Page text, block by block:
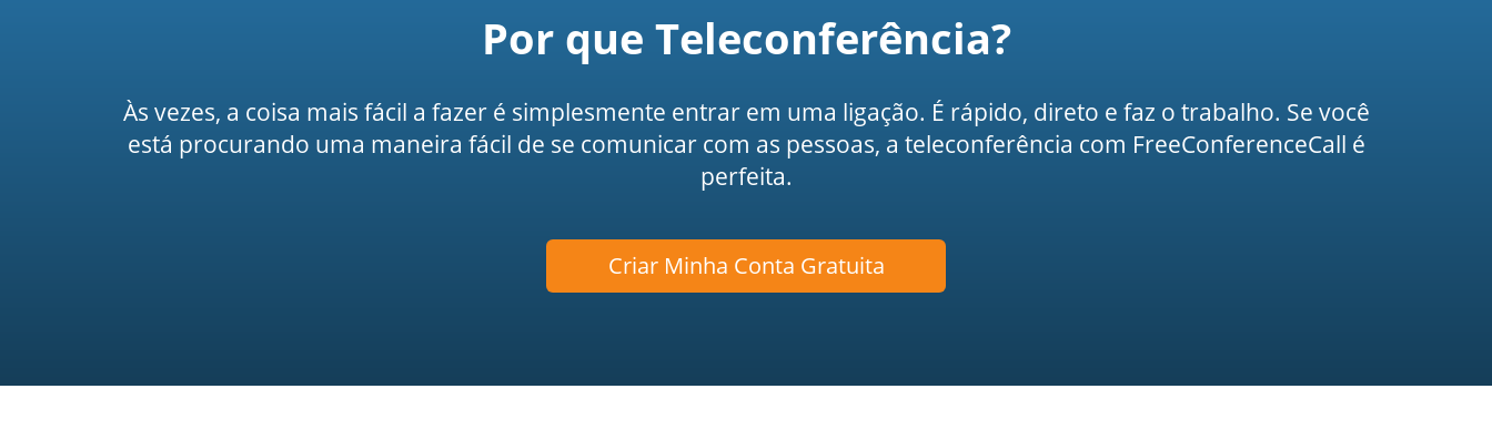
Por que Teleconferência?
Às vezes, a coisa mais fácil a fazer é simplesmente entrar em uma ligação. É rápido, direto e faz o trabalho. Se você
está procurando uma maneira fácil de se comunicar com as pessoas, a teleconferência com FreeConferenceCall é
perfeita.
Criar Minha Conta Gratuita